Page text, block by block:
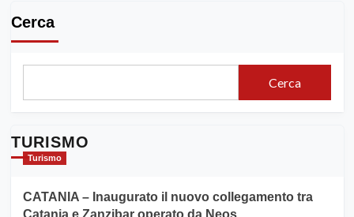
Cerca
Cerca
TURISMO
Turismo
CATANIA – Inaugurato il nuovo collegamento tra